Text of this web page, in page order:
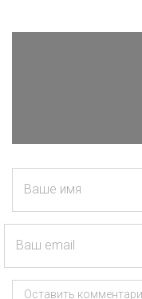
Ваше имя
Ваш email
Оставить